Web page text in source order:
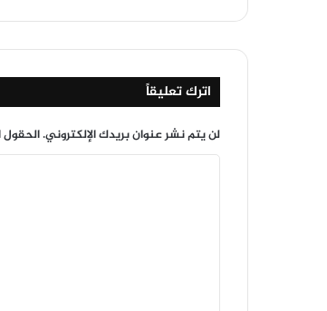
اترك تعليقاً
لن يتم نشر عنوان بريدك الإلكتروني.الحقول